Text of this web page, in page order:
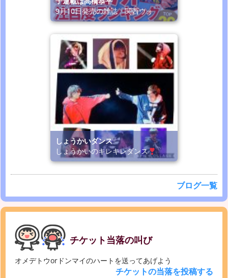
9月10日発売の雑誌「関西ウォ
しょうかいダンス
しょうかいのキレキレダンス
ブログ一覧
チケット当落の叫び
オメデトウorドンマイのハートを送ってあげよう
チケットの当落を投稿する